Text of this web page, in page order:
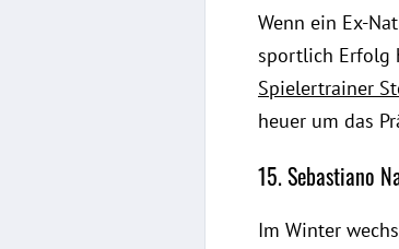
Wenn ein Ex-
sportlich Erfolg
Spielertrainer
heuer um das
15. Sebastiano
Im Winter